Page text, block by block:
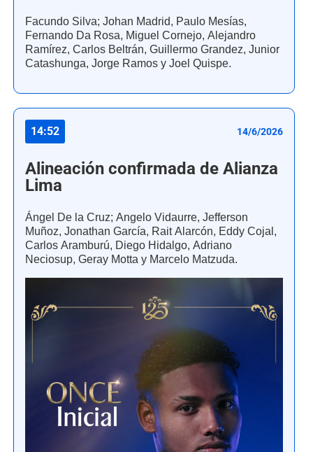
Facundo Silva; Johan Madrid, Paulo Mesías,
Fernando Da Rosa, Miguel Cornejo, Alejandro
Ramírez, Carlos Beltrán, Guillermo Grandez, Junior
Catashunga, Jorge Ramos y Joel Quispe.
14:52 14/6/2026
Alineación confirmada de Alianza
Lima
Ángel De la Cruz; Angelo Vidaurre, Jefferson
Muñoz, Jonathan García, Rait Alarcón, Eddy Cojal,
Carlos Aramburú, Diego Hidalgo, Adriano
Neciosup, Geray Motta y Marcelo Matzuda.